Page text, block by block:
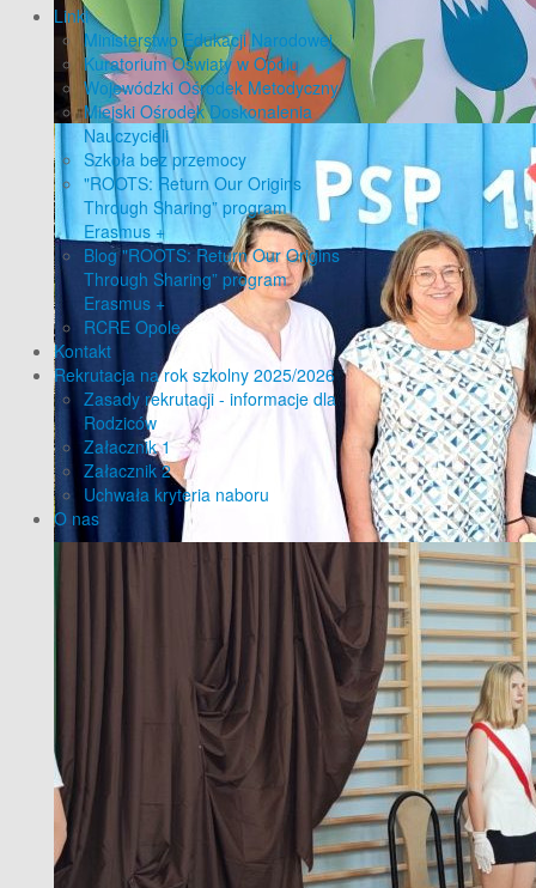
Linki
Ministerstwo Edukacji Narodowej
Kuratorium Oświaty w Opolu
Wojewódzki Ośrodek Metodyczny
Miejski Ośrodek Doskonalenia
Nauczycieli
Szkoła bez przemocy
"ROOTS: Return Our Origins
Through Sharing” program
Erasmus +
Blog "ROOTS: Return Our Origins
Through Sharing” program
Erasmus +
RCRE Opole
Kontakt
Rekrutacja na rok szkolny 2025/2026
Zasady rekrutacji - informacje dla
Rodziców
Załacznik 1
Załacznik 2
Uchwała kryteria naboru
O nas